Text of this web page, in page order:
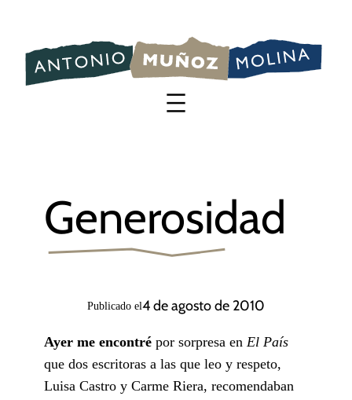
contenido
Generosidad
Publicado el4 de agosto de 2010
Ayer me encontré por sorpresa en El País
que dos escritoras a las que leo y respeto,
Luisa Castro y Carme Riera, recomendaban